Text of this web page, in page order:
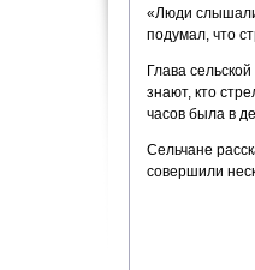
«Люди
подумал, что
Глава
знают, кто
часов была в
Сельчане
совершили